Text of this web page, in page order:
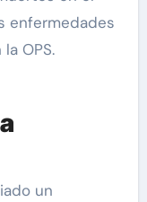
enfermedades
OPS.
un